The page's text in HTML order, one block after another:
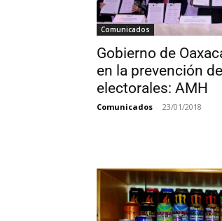
Comunicados
Gobierno de
en la prevención
electorales: AMH
Comunicados - 23/01/2018